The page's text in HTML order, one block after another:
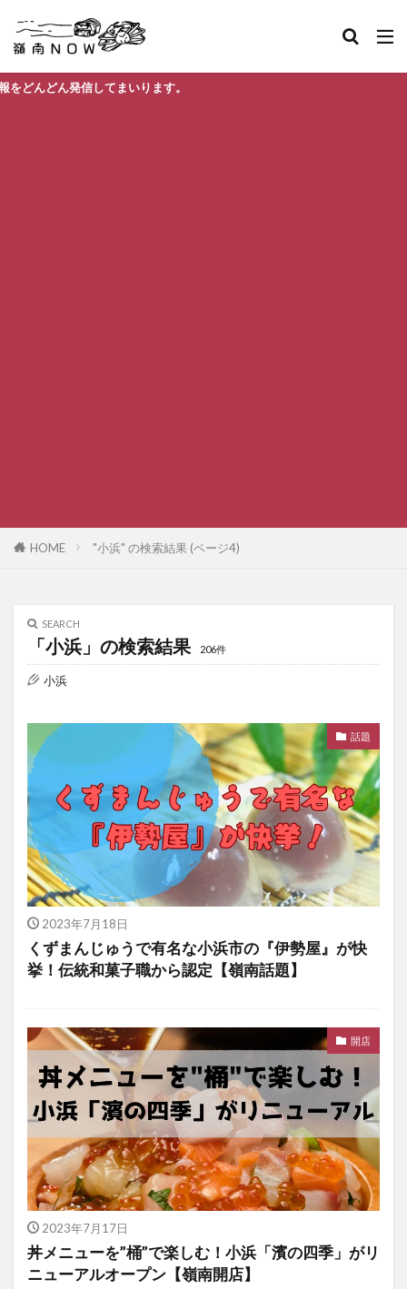
ります。
HOME "小浜" の検索結果 (ページ4)
SEARCH
「小浜」の検索結果 206件
小浜
話題
2023年7月18日
くずまんじゅうで有名な小浜市の『伊勢屋』が快
挙！伝統和菓子職から認定【嶺南話題】
開店
2023年7月17日
丼メニューを”桶”で楽しむ！小浜「濱の四季」がリ
ニューアルオープン【嶺南開店】